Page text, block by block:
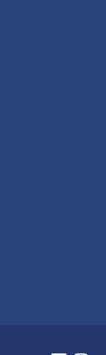
вы
вы
вид на
на
цен
оценки
на
в
низким